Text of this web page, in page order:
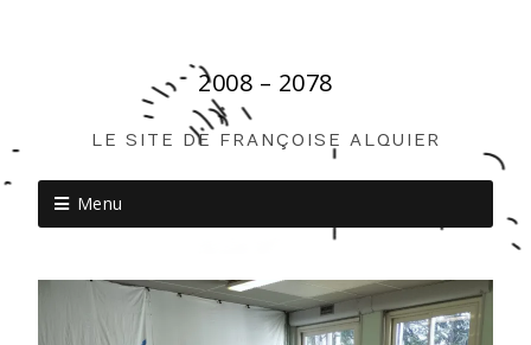
2008 – 2078
LE SITE DE FRANÇOISE ALQUIER
Menu